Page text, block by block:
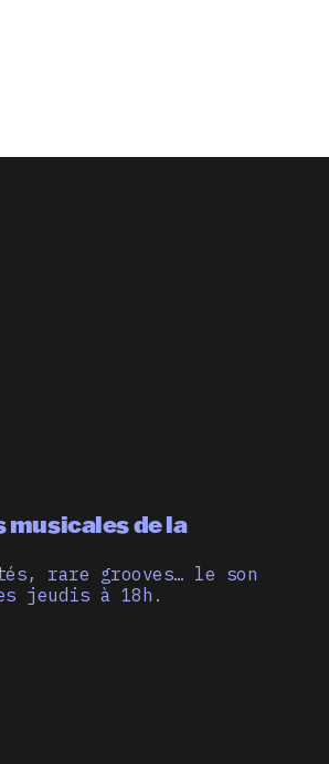
musicales de la
rare grooves… le son
jeudis à 18h.